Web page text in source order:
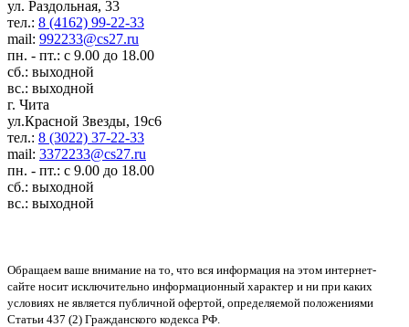
ул. Раздольная, 33
тел.: 8 (4162) 99-22-33
mail: 992233@cs27.ru
пн. - пт.: с 9.00 до 18.00
сб.: выходной
вс.: выходной
г. Чита
ул.Красной Звезды, 19с6
тел.: 8 (3022) 37-22-33
mail: 3372233@cs27.ru
пн. - пт.: с 9.00 до 18.00
сб.: выходной
вс.: выходной
Обращаем ваше внимание на то, что вся информация на этом интернет-
сайте носит исключительно информационный характер и ни при каких
условиях не является публичной офертой, определяемой положениями
Статьи 437 (2) Гражданского кодекса РФ.